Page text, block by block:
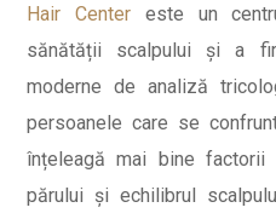
Hair Centereste un
sănătății scalpului și a
moderne de analiză
persoanele care se
înțeleagă mai bine factorii
părului și echilibrul